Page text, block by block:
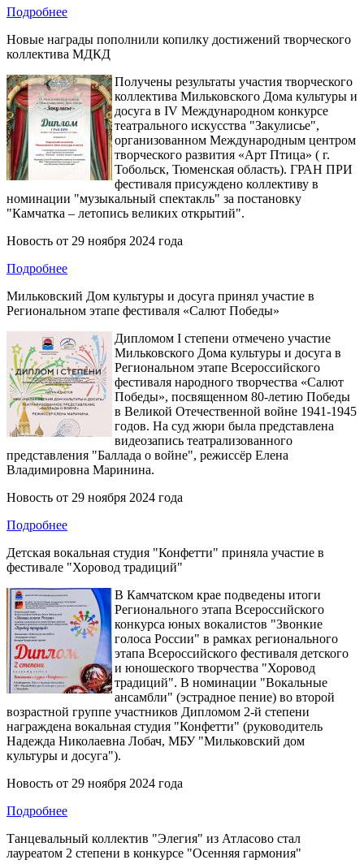
Подробнее
Новые награды пополнили копилку достижений творческого
коллектива МДКД
Получены результаты участия творческого
коллектива Мильковского Дома культуры и
досуга в IV Международном конкурсе
театрального искусства "Закулисье",
организованном Международным центром
творческого развития «Арт Птица» ( г.
Тобольск, Тюменская область). ГРАН ПРИ
фестиваля присуждено коллективу в
номинации "музыкальный спектакль" за постановку
"Камчатка – летопись великих открытий".
Новость от 29 ноября 2024 года
Подробнее
Мильковский Дом культуры и досуга принял участие в
Региональном этапе фестиваля «Салют Победы»
Дипломом I степени отмечено участие
Мильковского Дома культуры и досуга в
Региональном этапе Всероссийского
фестиваля народного творчества «Салют
Победы», посвященном 80-летию Победы
в Великой Отечественной войне 1941-1945
годов. На суд жюри была представлена
видеозапись театрализованного
представления "Баллада о войне", режиссёр Елена
Владимировна Маринина.
Новость от 29 ноября 2024 года
Подробнее
Детская вокальная студия "Конфетти" приняла участие в
фестивале "Хоровод традиций"
В Камчатском крае подведены итоги
Регионального этапа Всероссийского
конкурса юных вокалистов "Звонкие
голоса России" в рамках регионального
этапа Всероссийского фестиваля детского
и юношеского творчества "Хоровод
традиций". В номинации "Вокальные
ансамбли" (эстрадное пение) во второй
возрастной группе участников Дипломом 2-й степени
награждена вокальная студия "Конфетти" (руководитель
Надежда Николаевна Лобач, МБУ "Мильковский дом
культуры и досуга").
Новость от 29 ноября 2024 года
Подробнее
Танцевальный коллектив "Элегия" из Атласово стал
лауреатом 2 степени в конкурсе "Осенняя гармония"